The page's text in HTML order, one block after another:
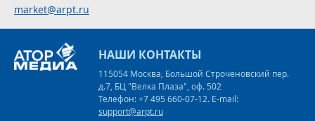
market@arpt.ru
НАШИ КОНТАКТЫ
115054 Москва, Большой Строченовский пер.
д.7, БЦ "Велка Плаза", оф. 502
Телефон: +7 495 660-07-12. E-mail:
support@arpt.ru